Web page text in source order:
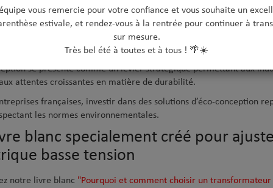
avec des experts: Cabinets d’audit et structures
énergétique plus sobre et efficace.
conception, un des leviers clés de la
se présente comme un levier stratégique permettant aux
attentes croissantes en matière de durabilité.
françaises, investir dans des solutions d’éco-conception
les normes environnementales.
blanc specialement créé pour
basse tension
notre livre blanc "Pourquoi et comment choisir un transformateur
vous remercie pour votre confiance et vous souhaite un
estivale, et rendez-vous à la rentrée pour continuer à
sur mesure.
Très bel été à toutes et à tous ! 🌴☀️